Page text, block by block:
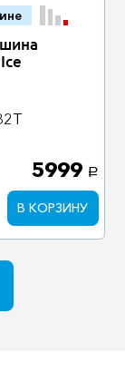
5999 a
В КОРЗИНУ